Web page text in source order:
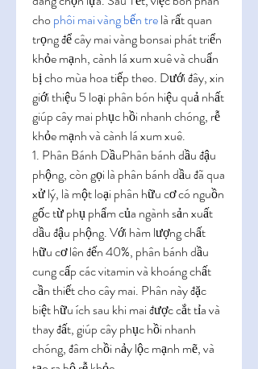
cho phôi mai vàng bến tre là rất quan
trọng để cây mai vàng bonsai phát triển
khỏe mạnh, cành lá xum xuê và chuẩn
bị cho mùa hoa tiếp theo. Dưới đây, xin
giới thiệu 5 loại phân bón hiệu quả nhất
giúp cây mai phục hồi nhanh chóng, rễ
khỏe mạnh và cành lá xum xuê.
1. Phân Bánh DầuPhân bánh dầu đậu
phộng, còn gọi là phân bánh dầu đã qua
xử lý, là một loại phân hữu cơ có nguồn
gốc từ phụ phẩm của ngành sản xuất
dầu đậu phộng. Với hàm lượng chất
hữu cơ lên đến 40%, phân bánh dầu
cung cấp các vitamin và khoáng chất
cần thiết cho cây mai. Phân này đặc
biệt hữu ích sau khi mai được cắt tỉa và
thay đất, giúp cây phục hồi nhanh
chóng, đâm chồi nảy lộc mạnh mẽ, và